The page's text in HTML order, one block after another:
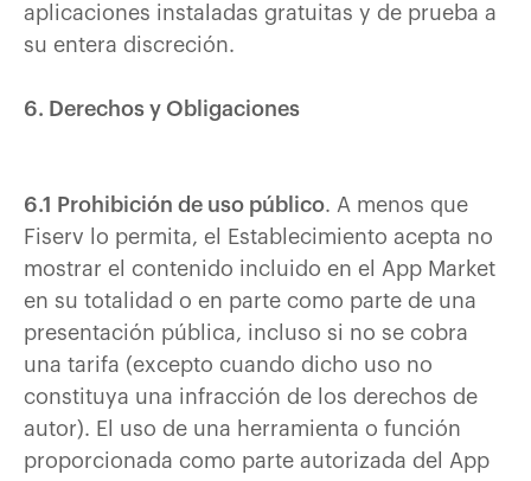
aplicaciones instaladas gratuitas y de prueba a
su entera discreción.
6. Derechos y Obligaciones
6.1 Prohibición de uso público. A menos que
Fiserv lo permita, el Establecimiento acepta no
mostrar el contenido incluido en el App Market
en su totalidad o en parte como parte de una
presentación pública, incluso si no se cobra
una tarifa (excepto cuando dicho uso no
constituya una infracción de los derechos de
autor). El uso de una herramienta o función
proporcionada como parte autorizada del App